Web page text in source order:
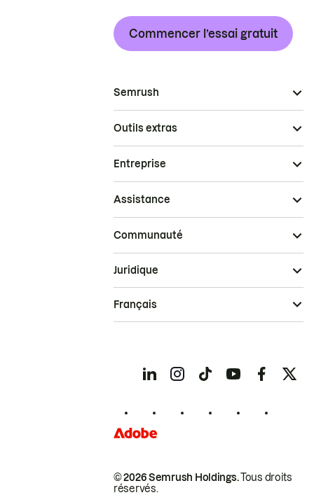
Commencer l’essai gratuit
Semrush
Outils extras
Entreprise
Assistance
Communauté
© 2026 Semrush Holdings.Tous droits
réservés.
Juridique
Français